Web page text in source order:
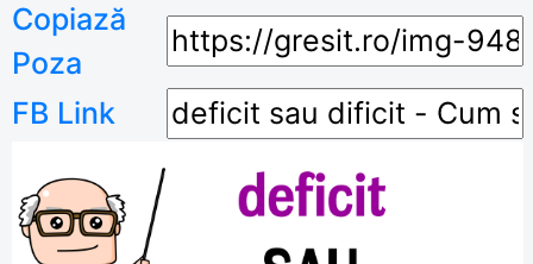
Copiază
Poza
FB Link